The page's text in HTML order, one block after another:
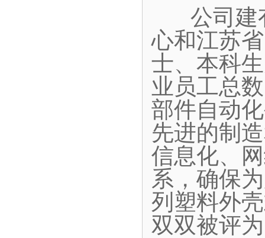
公司建
心和江苏
士、本科
业员工总
部件自动
先进的制
信息化、
系，确保
列塑料外
双双被评